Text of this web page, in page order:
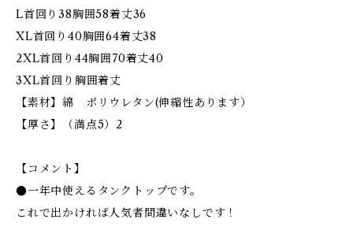
L首回り38胸囲58着丈36
XL首回り40胸囲64着丈38
2XL首回り44胸囲70着丈40
3XL首回り胸囲着丈
【素材】綿 ポリウレタン(伸縮性あります）
【厚さ】（満点5）2
【コメント】
●一年中使えるタンクトップです。
これで出かければ人気者間違いなしです！